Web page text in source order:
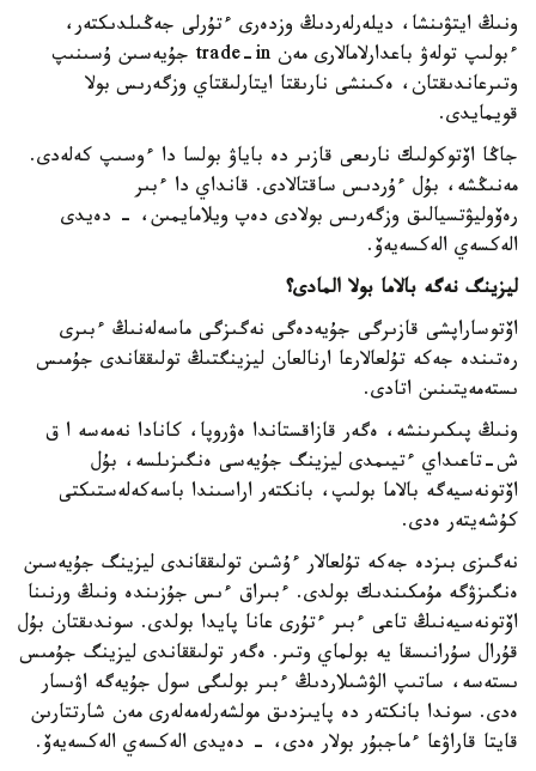
ونىڭ ايتۋىنشا، ديلەرلەردىڭ وزدەرى ءتۇرلى جەڭىلدىكتەر،
ءبولىپ تولەۋ باعدارلامالارى مەن trade-in جۇيەسىن ۇسىنىپ
وتىرعاندىقتان، ەكىنشى نارىقتا ايتارلىقتاي وزگەرىس بولا
قويمايدى.
جاڭا اۆتوكولىك نارىعى قازىر دە باياۋ بولسا دا ءوسىپ كەلەدى.
مەنىڭشە، بۇل ءۇردىس ساقتالادى. قانداي دا ءبىر
رەۆوليۋتسيالىق وزگەرىس بولادى دەپ ويلامايمىن، - دەيدى
الەكسەي الەكسەيەۆ.
ليزينگ نەگە بالاما بولا المادى؟
اۆتوساراپشى قازىرگى جۇيەدەگى نەگىزگى ماسەلەنىڭ ءبىرى
رەتىندە جەكە تۇلعالارعا ارنالعان ليزينگتىڭ تولىققاندى جۇمىس
ىستەمەيتىنىن اتادى.
ونىڭ پىكىرىنشە، ەگەر قازاقستاندا ەۋروپا، كانادا نەمەسە ا ق
ش-تاعىداي ءتيىمدى ليزينگ جۇيەسى ەنگىزىلسە، بۇل
اۆتونەسيەگە بالاما بولىپ، بانكتەر اراسىندا باسەكەلەستىكتى
كۇشەيتەر ەدى.
نەگىزى بىزدە جەكە تۇلعالار ءۇشىن تولىققاندى ليزينگ جۇيەسىن
ەنگىزۋگە مۇمكىندىك بولدى. ءبىراق ءىس جۇزىندە ونىڭ ورنىنا
اۆتونەسيەنىڭ تاعى ءبىر ءتۇرى عانا پايدا بولدى. سوندىقتان بۇل
قۇرال سۇرانىسقا يە بولماي وتىر. ەگەر تولىققاندى ليزينگ جۇمىس
ىستەسە، ساتىپ الۋشىلاردىڭ ءبىر بولىگى سول جۇيەگە اۋىسار
ەدى. سوندا بانكتەر دە پايىزدىق مولشەرلەمەلەرى مەن شارتتارىن
قايتا قاراۋعا ءماجبۇر بولار ەدى، - دەيدى الەكسەي الەكسەيەۆ.